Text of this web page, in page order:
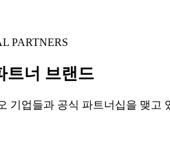
PARTNERS
트너 브랜드
기업들과 공식 파트너십을 맺고